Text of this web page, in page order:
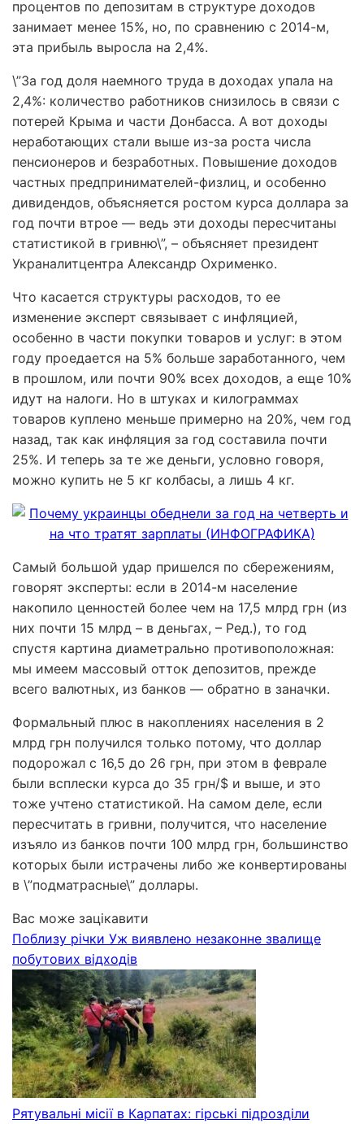
процентов по депозитам в структуре доходов
занимает менее 15%, но, по сравнению с 2014-м,
эта прибыль выросла на 2,4%.
\”За год доля наемного труда в доходах упала на
2,4%: количество работников снизилось в связи с
потерей Крыма и части Донбасса. А вот доходы
неработающих стали выше из-за роста числа
пенсионеров и безработных. Повышение доходов
частных предпринимателей-физлиц, и особенно
дивидендов, объясняется ростом курса доллара за
год почти втрое — ведь эти доходы пересчитаны
статистикой в гривню\”, – объясняет президент
Украналитцентра Александр Охрименко.
Что касается структуры расходов, то ее
изменение эксперт связывает с инфляцией,
особенно в части покупки товаров и услуг: в этом
году проедается на 5% больше заработанного, чем
в прошлом, или почти 90% всех доходов, а еще 10%
идут на налоги. Но в штуках и килограммах
товаров куплено меньше примерно на 20%, чем год
назад, так как инфляция за год составила почти
25%. И теперь за те же деньги, условно говоря,
можно купить не 5 кг колбасы, а лишь 4 кг.
Самый большой удар пришелся по сбережениям,
говорят эксперты: если в 2014-м население
накопило ценностей более чем на 17,5 млрд грн (из
них почти 15 млрд – в деньгах, – Ред.), то год
спустя картина диаметрально противоположная:
мы имеем массовый отток депозитов, прежде
всего валютных, из банков — обратно в заначки.
Формальный плюс в накоплениях населения в 2
млрд грн получился только потому, что доллар
подорожал с 16,5 до 26 грн, при этом в феврале
были всплески курса до 35 грн/$ и выше, и это
тоже учтено статистикой. На самом деле, если
пересчитать в гривни, получится, что население
изъяло из банков почти 100 млрд грн, большинство
которых были истрачены либо же конвертированы
в \”подматрасные\” доллары.
Вас може зацікавити
Поблизу річки Уж виявлено незаконне звалище
побутових відходів
Рятувальні місії в Карпатах: гірські підрозділи